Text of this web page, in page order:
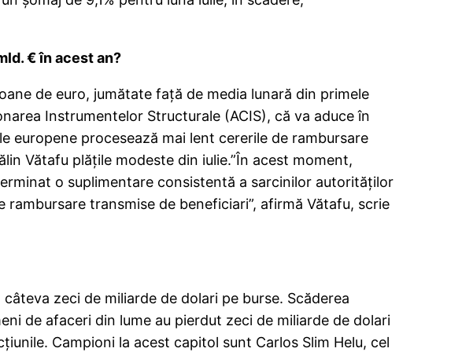
€ în acest an?
de euro, jumătate faţă de media lunară din primele
Instrumentelor Structurale (ACIS), că va aduce în
europene procesează mai lent cererile de rambursare
Vătafu plăţile modeste din iulie.”În acest moment,
o suplimentare consistentă a sarcinilor autorităţilor
transmise de beneficiari”, afirmă Vătafu, scrie
zeci de miliarde de dolari pe burse. Scăderea
de afaceri din lume au pierdut zeci de miliarde de dolari
Campioni la acest capitol sunt Carlos Slim Helu, cel